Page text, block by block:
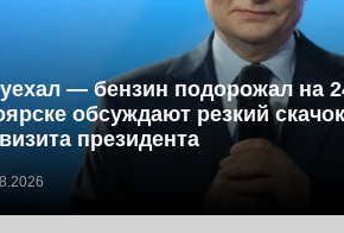
— бензин подорожал на
обсуждают резкий
президента